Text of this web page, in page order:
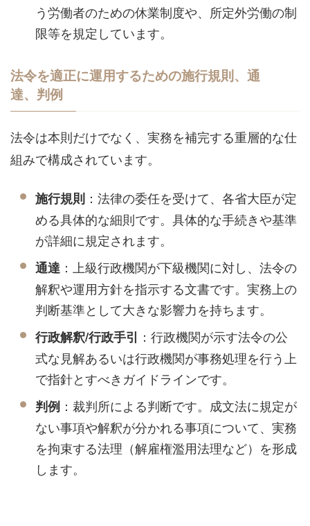
う労働者のための休業制度や、所定外労働の制
限等を規定しています。
法令を適正に運用するための施行規則、通
達、判例
法令は本則だけでなく、実務を補完する重層的な仕
組みで構成されています。
施行規則 ：法律の委任を受けて、各省大臣が定
める具体的な細則です。具体的な手続きや基準
が詳細に規定されます。
通達 ：上級行政機関が下級機関に対し、法令の
解釈や運用方針を指示する文書です。実務上の
判断基準として大きな影響力を持ちます。
行政解釈/行政手引 ：行政機関が示す法令の公
式な見解あるいは行政機関が事務処理を行う上
で指針とすべきガイドラインです。
判例 ：裁判所による判断です。成文法に規定が
ない事項や解釈が分かれる事項について、実務
を拘束する法理（解雇権濫用法理など）を形成
します。